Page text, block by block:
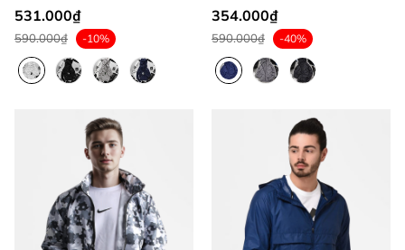
531.000₫
590.000₫ -10%
354.000₫
590.000₫ -40%